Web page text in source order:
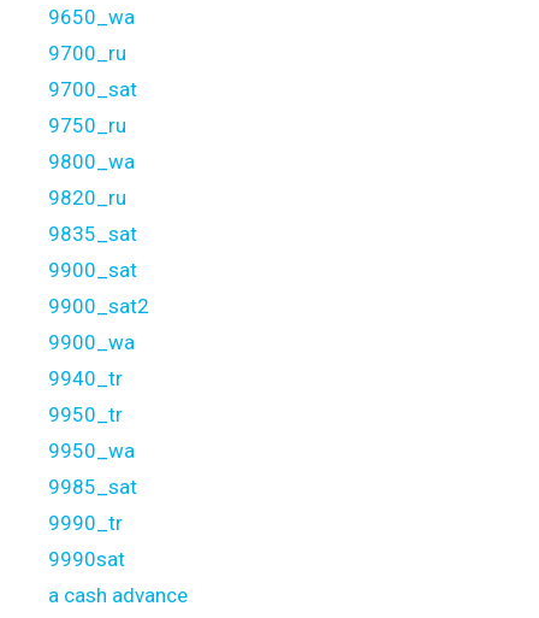
9650_wa
9700_ru
9700_sat
9750_ru
9800_wa
9820_ru
9835_sat
9900_sat
9900_sat2
9900_wa
9940_tr
9950_tr
9950_wa
9985_sat
9990_tr
9990sat
a cash advance